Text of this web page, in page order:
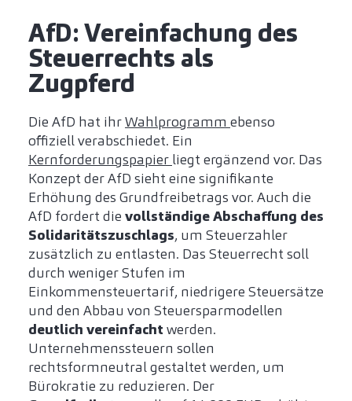
AfD: Vereinfachung des
Steuerrechts als
Zugpferd
Die AfD hat ihrWahlprogramm ebenso
offiziell verabschiedet. Ein
Kernforderungspapier liegt ergänzend vor. Das
Konzept der AfD sieht eine signifikante
Erhöhung des Grundfreibetrags vor. Auch die
AfD fordert die vollständige Abschaffung des
Solidaritätszuschlags, um Steuerzahler
zusätzlich zu entlasten. Das Steuerrecht soll
durch weniger Stufen im
Einkommensteuertarif, niedrigere Steuersätze
und den Abbau von Steuersparmodellen
deutlich vereinfacht werden.
Unternehmenssteuern sollen
rechtsformneutral gestaltet werden, um
Bürokratie zu reduzieren. Der